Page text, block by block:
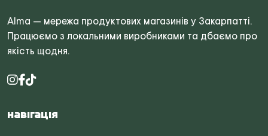
for:
Alma — мережа продуктових магазинів у Закарпатті.
Працюємо з локальними виробниками та дбаємо про
якість щодня.
Навігація